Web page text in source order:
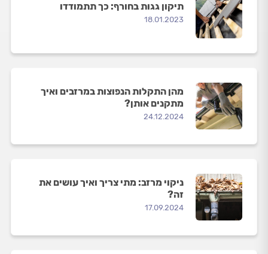
תיקון גגות בחורף: כך תתמודדו
18.01.2023
מהן התקלות הנפוצות במרזבים ואיך
מתקנים אותן?
24.12.2024
ניקוי מרזב: מתי צריך ואיך עושים את
זה?
17.09.2024